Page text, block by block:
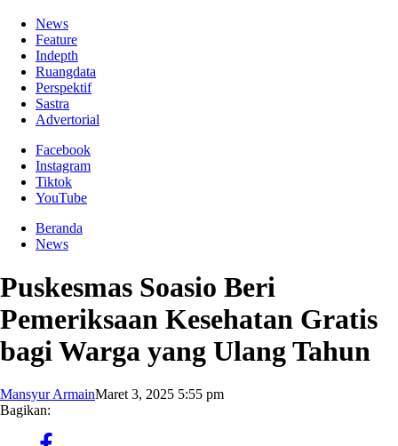
News
Feature
Indepth
Ruangdata
Perspektif
Sastra
Advertorial
Facebook
Instagram
Tiktok
YouTube
Beranda
News
Puskesmas Soasio Beri
Pemeriksaan Kesehatan Gratis
bagi Warga yang Ulang Tahun
Mansyur ArmainMaret 3, 2025 5:55 pm
Bagikan: